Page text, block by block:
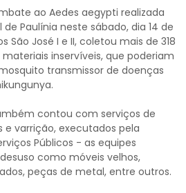
ao Aedes aegypti realizada
Paulínia neste sábado, dia 14 de
São José I e II, coletou mais de 318
inservíveis, que poderiam
transmissor de doenças
contou com serviços de
varrição, executados pela
Públicos - as equipes
como móveis velhos,
peças de metal, entre outros.